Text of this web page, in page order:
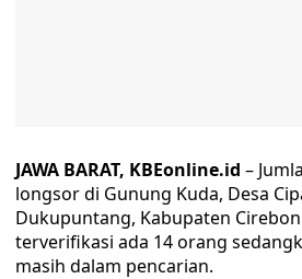
JAWA BARAT, KBEonline.id –
longsor di Gunung Kuda, Desa
Dukupuntang, Kabupaten
terverifikasi ada 14 orang
masih dalam pencarian.